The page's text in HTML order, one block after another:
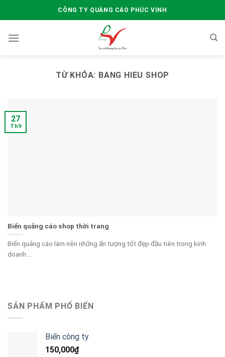
to
CÔNG TY QUẢNG CÁO PHÚC VINH
TỪ KHÓA: BANG HIEU SHOP
Biển quảng cáo shop thời trang
Biển quảng cáo làm nên những ấn tượng tốt đẹp đầu tiên trong kinh
doanh....
27
Th9
SẢN PHẨM PHỔ BIẾN
Biển công ty
150,000₫